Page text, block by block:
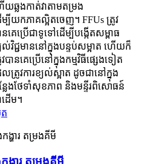
យឆ្លងកាត់វាតាមតម្រង
ម្បីយកភាគល្អិតចេញ។ FFUs ត្រូវ
នគេប្រើជាទូទៅដើម្បីបង្កើតសម្ពាធ
ល់វិជ្ជមាននៅក្នុងបន្ទប់សម្អាត ហើយក៏
វបានគេប្រើនៅក្នុងកម្មវិធីផ្សេងទៀត
លត្រូវការខ្យល់ស្អាត ដូចជានៅក្នុង
លែងថែទាំសុខភាព និងមន្ទីរពិសោធន៍
ដើម។
ត
ង្ហារ តម្រងគីមី